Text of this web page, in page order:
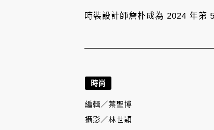
時裝設計師詹朴成為 2024 年第
時尚
編輯／葉聖博
攝影／林世穎